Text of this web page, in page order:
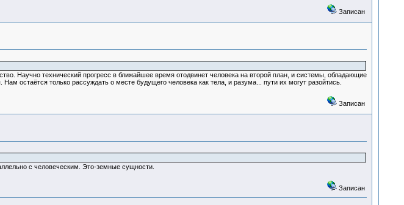
Записан
Научно технический прогресс в ближайшее время отодвинет человека на второй план, и системы, обладающие
остаётся только рассуждать о месте будущего человека как тела, и разума... пути их могут разойтись.
Записан
с человеческим. Это-земные сущности.
Записан